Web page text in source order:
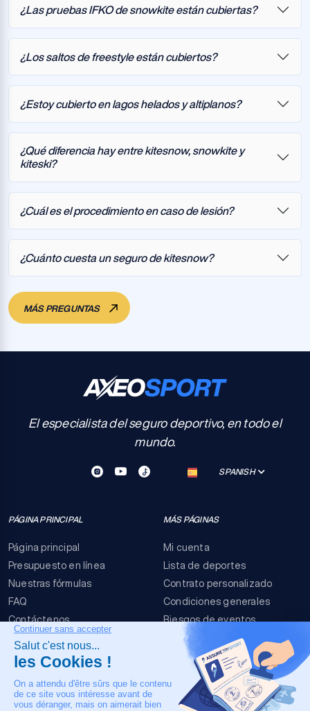
¿Las pruebas IFKO de snowkite están cubiertas?
¿Los saltos de freestyle están cubiertos?
¿Estoy cubierto en lagos helados y altiplanos?
¿Qué diferencia hay entre kitesnow, snowkite y
kiteski?
¿Cuál es el procedimiento en caso de lesión?
¿Cuánto cuesta un seguro de kitesnow?
MÁS PREGUNTAS
El especialista del seguro deportivo, en todo el
mundo.
SPANISH
PÁGINA PRINCIPAL
Página principal
Presupuesto en línea
Nuestras fórmulas
FAQ
Contáctenos
MÁS PÁGINAS
Mi cuenta
Lista de deportes
Contrato personalizado
Condiciones generales
Riesgos de eventos
Menciones legales
NUESTRO CONTACTO
+33 4 90 63 34 07